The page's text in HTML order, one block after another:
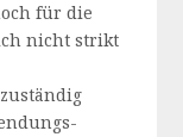
für die
nicht strikt